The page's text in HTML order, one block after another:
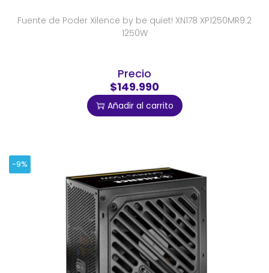
Fuente de Poder Xilence by be quiet! XN178 XP1250MR9.2
1250W
Precio
$149.990
Añadir al carrito
-9%